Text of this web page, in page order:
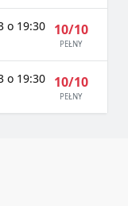
o 19:30 10/10
PEŁNY
o 19:30 10/10
PEŁNY